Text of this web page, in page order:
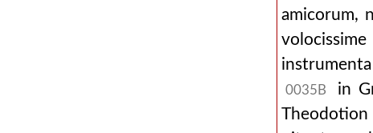
amicorum,
0035B
in